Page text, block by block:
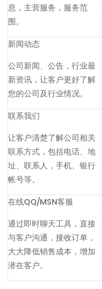
息，主营服务，服务范
围。
新闻动态
公司新闻、公告，行业最
新资讯，让客户更好了解
您的公司及行业情况。
联系我们
让客户清楚了解公司相关
联系方式，包括电话、地
址、联系人，手机、银行
帐号等。
在线QQ/MSN客服
通过即时聊天工具，直接
与客户沟通，接收订单，
大大降低销售成本，增加
潜在客户。